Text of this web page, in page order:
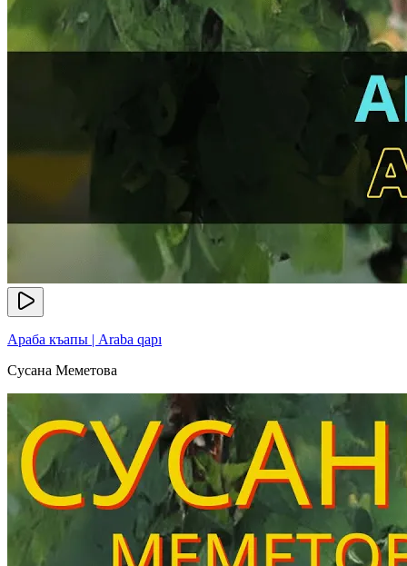
Араба къапы | Araba qapı
Сусана Меметова